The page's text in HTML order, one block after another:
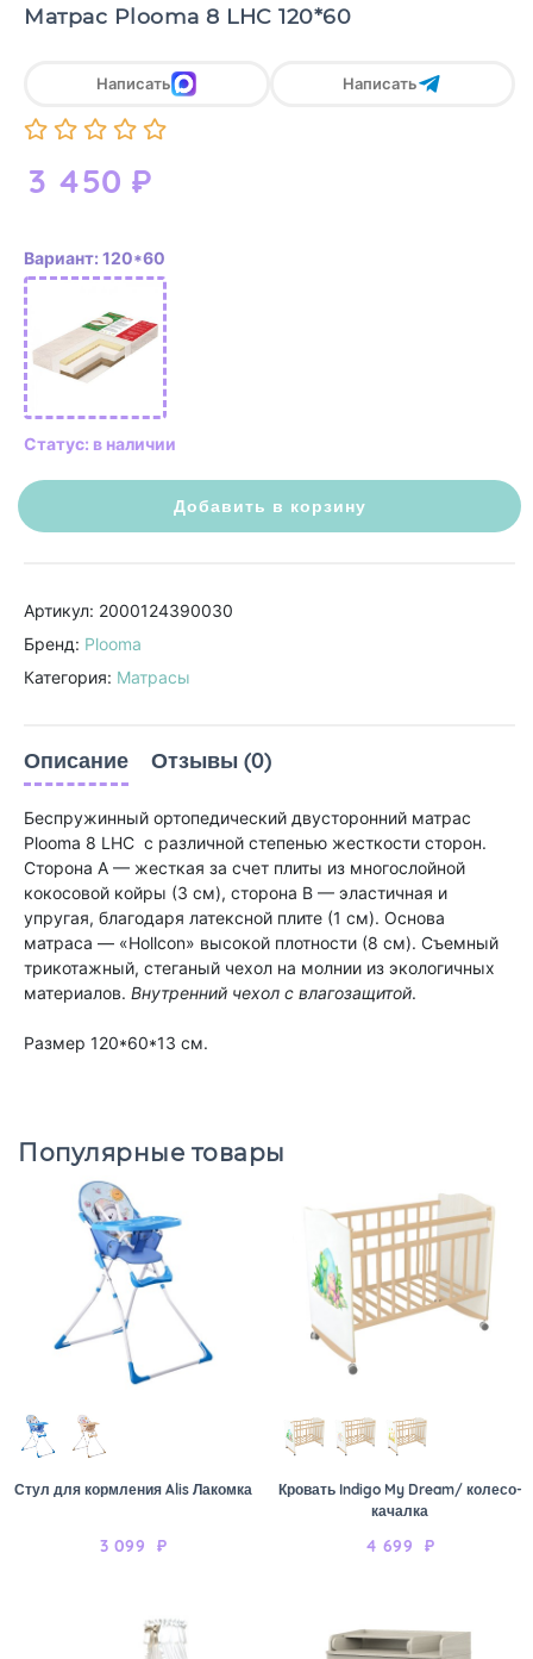
Матрас Plooma 8 LHC 120*60
3 450 ₽
Написать Написать
Вариант: 120*60
Статус: в наличии
Добавить в корзину
Артикул: 2000124390030
Бренд: Plooma
Категория: Матрасы
Описание Отзывы (0)
Беспружинный ортопедический двусторонний матрас
Plooma 8 LHC с различной степенью жесткости сторон.
Сторона А — жесткая за счет плиты из многослойной
кокосовой койры (3 см), сторона В — эластичная и
упругая, благодаря латексной плите (1 см). Основа
матраса — «Hollcon» высокой плотности (8 см). Съемный
трикотажный, стеганый чехол на молнии из экологичных
материалов. Внутренний чехол с влагозащитой.
Размер 120*60*13 см.
Популярные товары
Стул для кормления Alis Лакомка
3 099 ₽
Кровать Indigo My Dream/ колесо-
качалка
4 699 ₽